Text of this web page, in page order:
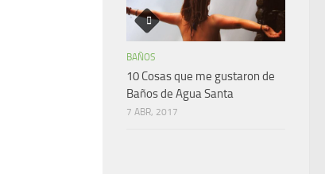
BAÑOS
10 Cosas que me gustaron de
Baños de Agua Santa
7 ABR, 2017